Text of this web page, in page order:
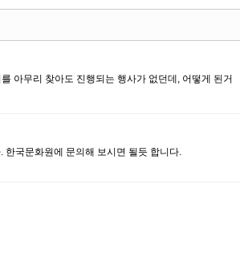
아무리 찾아도 진행되는 행사가 없던데, 어떻게 된거
국문화원에 문의해 보시면 될듯 합니다.